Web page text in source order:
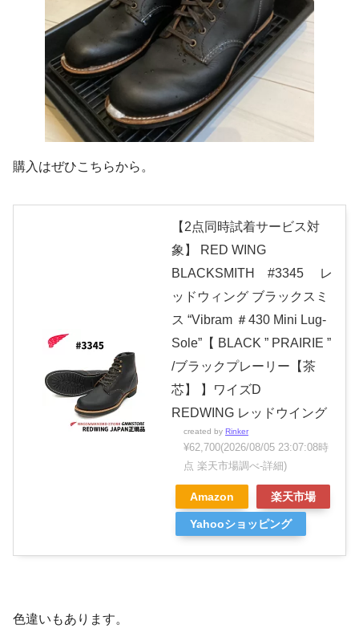
購入はぜひこちらから。
【2点同時試着サービス対
象】 RED WING
BLACKSMITH #3345 レ
ッドウィング ブラックスミ
ス “Vibram ＃430 Mini Lug-
Sole”【 BLACK ” PRAIRIE ”
/ブラックプレーリー【茶
芯】 】ワイズD
REDWING レッドウイング
created by Rinker
¥62,700(2026/08/05 23:07:08時
点 楽天市場調べ-詳細)
Amazon 楽天市場
Yahooショッピング
色違いもあります。